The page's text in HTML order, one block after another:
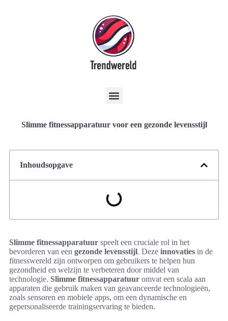
Slimme fitnessapparatuur voor een gezonde levensstijl
Inhoudsopgave
Slimme fitnessapparatuur speelt een cruciale rol in het
bevorderen van een gezonde levensstijl. Deze innovaties in de
fitnesswereld zijn ontworpen om gebruikers te helpen hun
gezondheid en welzijn te verbeteren door middel van
technologie. Slimme fitnessapparatuur omvat een scala aan
apparaten die gebruik maken van geavanceerde technologieën,
zoals sensoren en mobiele apps, om een dynamische en
gepersonaliseerde trainingservaring te bieden.